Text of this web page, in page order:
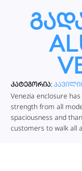
კატეგორია:
Venezia enclosure
strength from all
spaciousness and
customers to walk all